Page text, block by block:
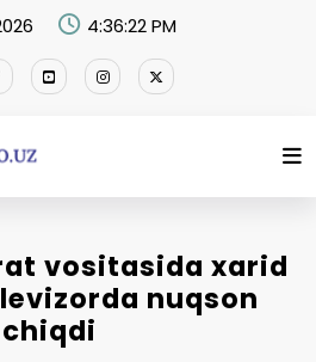
4:36:23 PM
vositasida xarid
nuqson
chiqdi